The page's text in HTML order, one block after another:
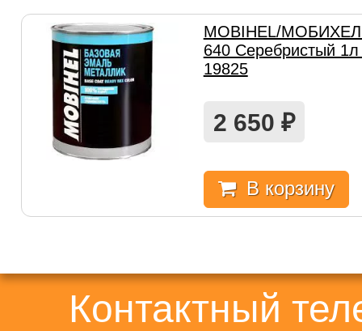
MOBIHEL/МОБИХЕЛ
640 Серебристый
19825
2 650 ₽
В корзину
Контактный